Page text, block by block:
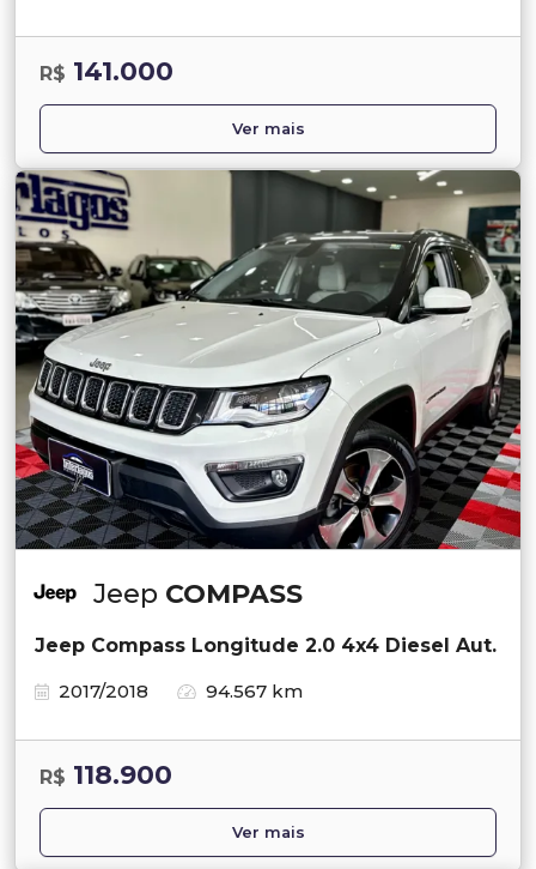
R$ 141.000
Ver mais
Jeep COMPASS
Jeep Compass Longitude 2.0 4x4 Diesel Aut.
2017/2018
94.567 km
R$ 118.900
Ver mais